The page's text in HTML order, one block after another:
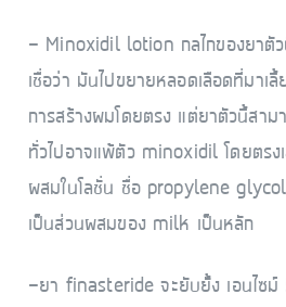
– Minoxidil lotion กลไกของยาตัว
เชื่อว่า มันไปขยายหลอดเลือดที่มาเ
การสร้างผมโดยตรง แต่ยาตัวนี้สาม
ทั่วไปอาจแพ้ตัว minoxidil โดยตรง
ผสมในโลชั่น ชื่อ propylene
เป็นส่วนผสมของ milk เป็นหลัก
-ยา finasteride จะยับยั้ง เอนไซม์